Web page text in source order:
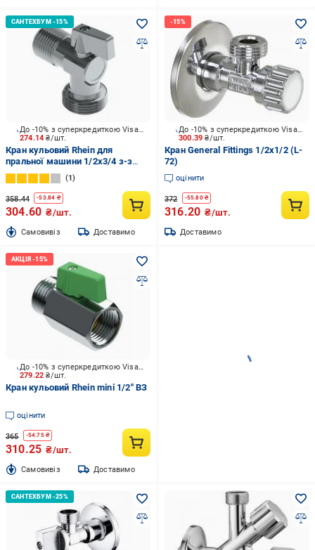
274.14₴/шт.
До -10% з суперкредиткою Visa Вигода
Кран кульовий Rhein для
пральної машини 1/2x3/4 з-з
210251500
1
358.44 -53.84 ₴
304.60 ₴/шт.
Cамовивіз Доставимо
300.39₴/шт.
До -10% з суперкредиткою Visa Вигода
Кран General Fittings 1/2х1/2 (L-
72)
оцінити
372 -55.80₴
316.20 ₴/шт.
Доставимо
279.22₴/шт.
До -10% з суперкредиткою Visa Вигода
Кран кульовий Rhein mini 1/2" ВЗ
оцінити
365 -54.75₴
310.25 ₴/шт.
Cамовивіз Доставимо